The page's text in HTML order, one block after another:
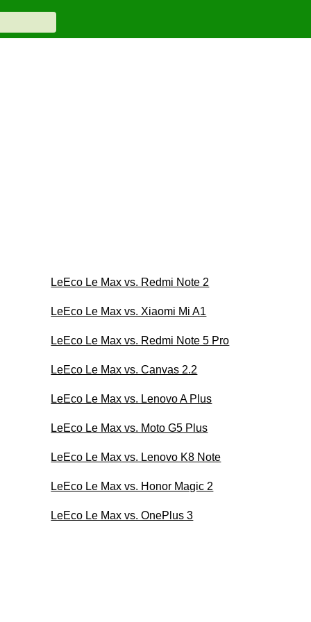
LeEco Le Max vs. Redmi Note 2
LeEco Le Max vs. Xiaomi Mi A1
LeEco Le Max vs. Redmi Note 5 Pro
LeEco Le Max vs. Canvas 2.2
LeEco Le Max vs. Lenovo A Plus
LeEco Le Max vs. Moto G5 Plus
LeEco Le Max vs. Lenovo K8 Note
LeEco Le Max vs. Honor Magic 2
LeEco Le Max vs. OnePlus 3